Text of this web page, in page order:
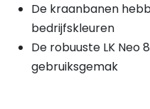
De kraanbanen
bedrijfskleuren
De robuuste LK Neo
gebruiksgemak